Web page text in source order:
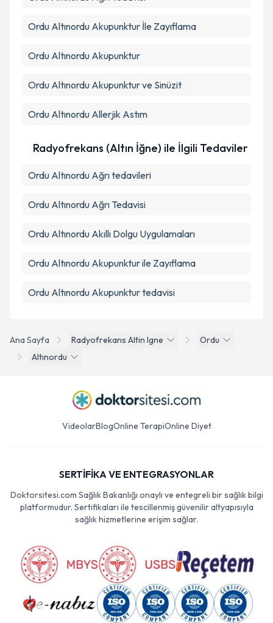
Ana Sayfa Radyofrekans Altin Igne
Ordu
Altınordu
Ordu Altınordu Akupunktur İle Zayıflama
Ordu Altınordu Akupunktur
Ordu Altınordu Akupunktur ve Sinüzit
Ordu Altınordu Allerjik Astım
Radyofrekans (Altın İğne) ile İlgili Tedaviler
Ordu Altınordu Ağrı tedavileri
Ordu Altınordu Ağrı Tedavisi
Ordu Altınordu Akıllı Dolgu Uygulamaları
Ordu Altınordu Akupunktur ile Zayıflama
Ordu Altınordu Akupunktur tedavisi
VideolarBlogOnline TerapiOnline Diyet
SERTİFİKA VE ENTEGRASYONLAR
Doktorsitesi.com Sağlık Bakanlığı onaylı ve entegreli bir sağlık bilgi
platformudur. Sertifikaları ile tescillenmiş güvenilir altyapısıyla
sağlık hizmetlerine erişim sağlar.